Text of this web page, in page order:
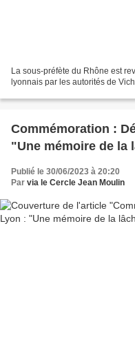
La sous-préfète du Rhône est
lyonnais par les autorités de
Commémoration :
"Une mémoire de la
Publié le 30/06/2023 à 20:20
Par via le Cercle Jean Moulin